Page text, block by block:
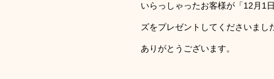
いらっしゃったお客様が「12月1
ズをプレゼントしてくださいま
ありがとうございます。